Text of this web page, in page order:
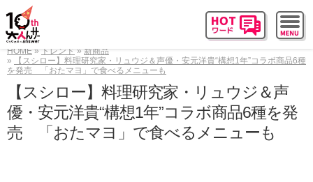
HOME トレンド
新商品
【スシロー】料理研究家・リュウジ＆声優・安元洋貴“構想1年”コラボ商品6種
を発売 「おたマヨ」で食べるメニューも
【スシロー】料理研究家・リュウジ＆声
優・安元洋貴“構想1年”コラボ商品6種を発
売 「おたマヨ」で食べるメニューも